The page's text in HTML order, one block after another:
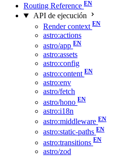
Routing Reference
API de ejecución
Render context
astro:actions
astro/app
astro:assets
astro:config
astro:content
astro:env
astro/fetch
astro/hono
astro:i18n
astro:middleware
astro:static-paths
astro:transitions
astro/zod